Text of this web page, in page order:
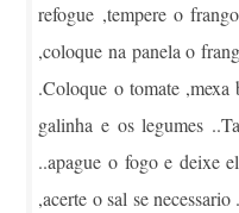
refogue ,tempere o
,coloque na panela o
.Coloque o tomate
galinha e os legumes
..apague o fogo e deixe
,acerte o sal se